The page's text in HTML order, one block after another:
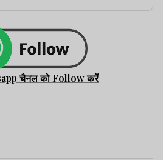
चैनल को Follow करें